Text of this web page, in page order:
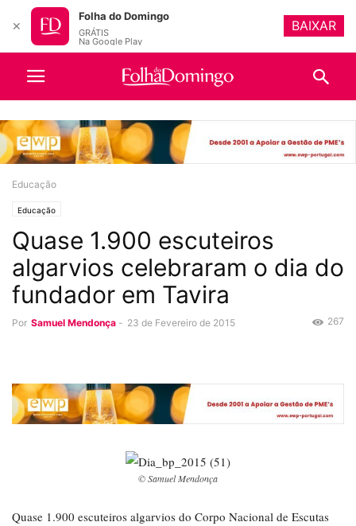
Educação
Educação
Quase 1.900 escuteiros
algarvios celebraram o dia do
fundador em Tavira
Por Samuel Mendonça - 23 de Fevereiro de 2015 267
© Samuel Mendonça
Quase 1.900 escuteiros algarvios do Corpo Nacional de Escutas
✕
Folha do Domingo
GRÁTIS
Na Google Play
BAIXAR